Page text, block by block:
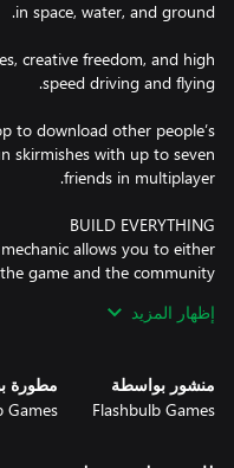
creative freedom, and high
to download other people’s
skirmishes with up to seven
allows you to either
game and the community
affect both aerodynamics,
block designs with a heap of
إظهار المزيد
منشور بواسطة
Flashbulb Games
مطورة
Games